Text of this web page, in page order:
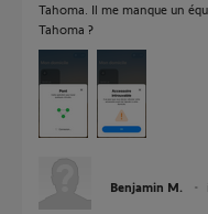
Tahoma. Il me manque un
Tahoma ?
Benjamin M.